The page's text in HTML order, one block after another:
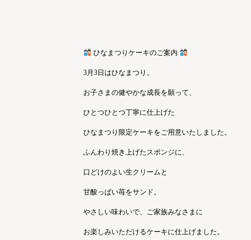
ひなまつりケーキのご案内
3月3日はひなまつり。
お子さまの健やかな成長を願って、
ひとつひとつ丁寧に仕上げた
ひなまつり限定ケーキをご用意いたしました。
ふんわり焼き上げたスポンジに、
口どけのよい生クリームと
甘酸っぱい苺をサンド。
やさしい味わいで、ご家族みなさまに
お楽しみいただけるケーキに仕上げました。